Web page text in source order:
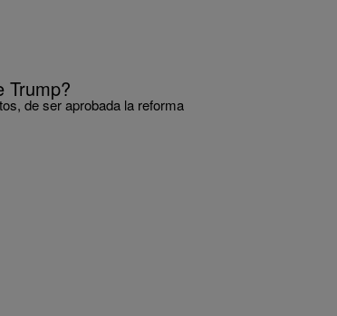
Trump?
de ser aprobada la reforma